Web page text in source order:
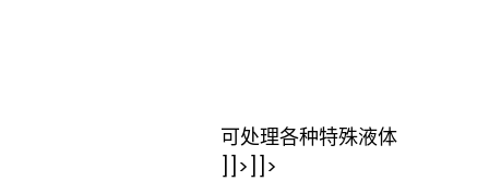
可处理各种特殊液体
]]>]]>